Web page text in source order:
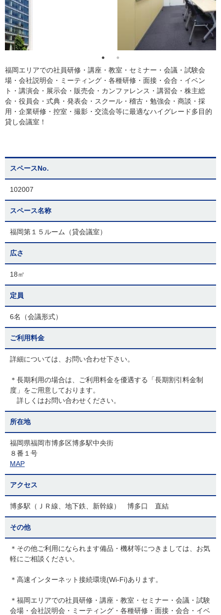
福岡エリアでの社員研修・講座・教室・セミナー・会議・試験会
場・会社説明会・ミーティング・各種研修・面接・会合・イベン
ト・講演会・展示会・販売会・カンファレンス・講習会・株主総
会・役員会・式典・発表会・スクール・稽古・勉強会・商談・採
用・企業研修・控室・撮影・交流会等に最適なハイグレード多目的
貸し会議室！
スペースNo.
102007
スペース名称
福岡第１５ルーム（貸会議室）
広さ
18㎡
定員
6名（会議形式）
ご利用料金
詳細については、お問い合わせ下さい。
＊長期利用の場合は、ご利用料金を優遇する「長期割引料金制
度」をご用意しております。
詳しくはお問い合わせください。
所在地
福岡県福岡市博多区博多駅中央街
８番１号
MAP
アクセス
博多駅（ＪＲ線、地下鉄、新幹線） 博多口 直結
その他
＊その他ご利用になられます備品・機材等につきましては、お気
軽にご相談ください。
＊高速インターネット接続環境(Wi-Fi)あります。
＊福岡エリアでの社員研修・講座・教室・セミナー・会議・試験
会場・会社説明会・ミーティング・各種研修・面接・会合・イベ